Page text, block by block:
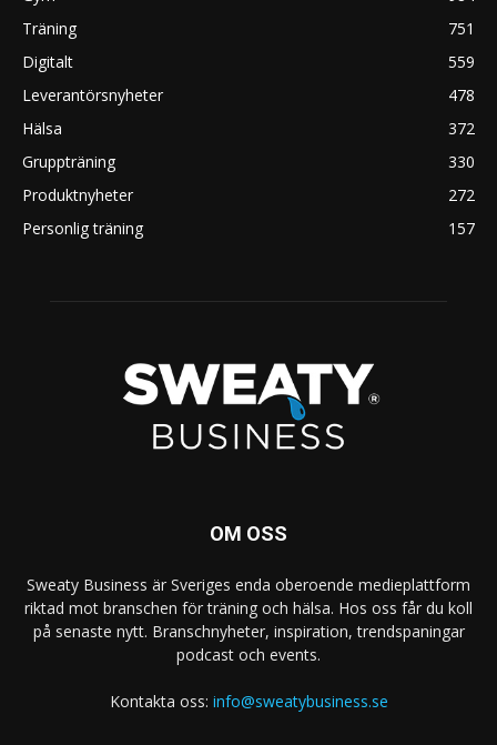
Träning
751
Digitalt
559
Leverantörsnyheter
478
Hälsa
372
Gruppträning
330
Produktnyheter
272
Personlig träning
157
OM OSS
Sweaty Business är Sveriges enda oberoende medieplattform
riktad mot branschen för träning och hälsa. Hos oss får du koll
på senaste nytt. Branschnyheter, inspiration, trendspaningar
podcast och events.
Kontakta oss: info@sweatybusiness.se